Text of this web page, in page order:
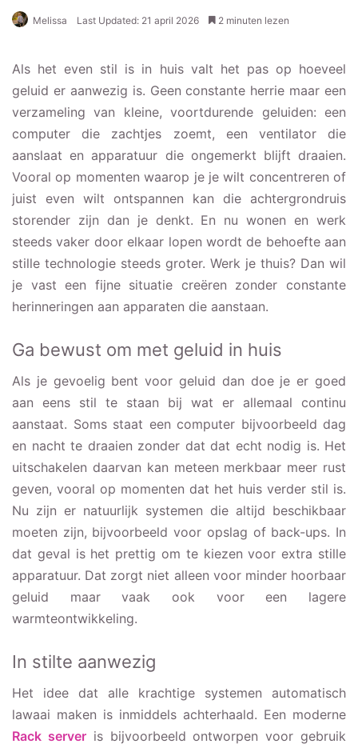
Melissa Last Updated: 21 april 2026 2 minuten lezen
Als het even stil is in huis valt het pas op hoeveel
geluid er aanwezig is. Geen constante herrie maar een
verzameling van kleine, voortdurende geluiden: een
computer die zachtjes zoemt, een ventilator die
aanslaat en apparatuur die ongemerkt blijft draaien.
Vooral op momenten waarop je je wilt concentreren of
juist even wilt ontspannen kan die achtergrondruis
storender zijn dan je denkt. En nu wonen en werk
steeds vaker door elkaar lopen wordt de behoefte aan
stille technologie steeds groter. Werk je thuis? Dan wil
je vast een fijne situatie creëren zonder constante
herinneringen aan apparaten die aanstaan.
Ga bewust om met geluid in huis
Als je gevoelig bent voor geluid dan doe je er goed
aan eens stil te staan bij wat er allemaal continu
aanstaat. Soms staat een computer bijvoorbeeld dag
en nacht te draaien zonder dat dat echt nodig is. Het
uitschakelen daarvan kan meteen merkbaar meer rust
geven, vooral op momenten dat het huis verder stil is.
Nu zijn er natuurlijk systemen die altijd beschikbaar
moeten zijn, bijvoorbeeld voor opslag of back-ups. In
dat geval is het prettig om te kiezen voor extra stille
apparatuur. Dat zorgt niet alleen voor minder hoorbaar
geluid maar vaak ook voor een lagere
warmteontwikkeling.
In stilte aanwezig
Het idee dat alle krachtige systemen automatisch
lawaai maken is inmiddels achterhaald. Een moderne
Rack serveris bijvoorbeeld ontworpen voor gebruik